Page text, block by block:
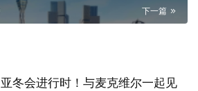
下一篇
亚冬会进行时！与麦克维尔一起见